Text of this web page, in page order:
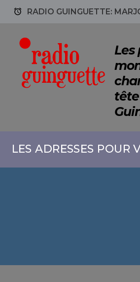
access_alarm RADIO GUINGUETTE:
Les
LES ADRESSES POUR